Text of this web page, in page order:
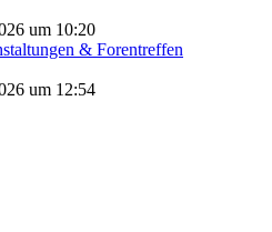
um 10:20
& Forentreffen
um 12:54